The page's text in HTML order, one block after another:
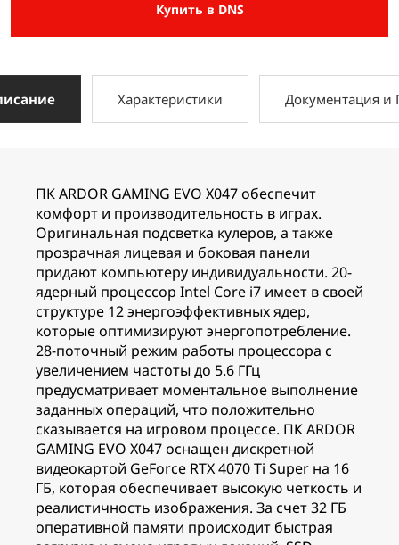
Купить в DNS
Характеристики Документация и
ПК ARDOR GAMING EVO X047 обеспечит
комфорт и производительность в играх.
Оригинальная подсветка кулеров, а также
прозрачная лицевая и боковая панели
придают компьютеру индивидуальности. 20-
ядерный процессор Intel Core i7 имеет в своей
структуре 12 энергоэффективных ядер,
которые оптимизируют энергопотребление.
28-поточный режим работы процессора с
увеличением частоты до 5.6 ГГц
предусматривает моментальное выполнение
заданных операций, что положительно
сказывается на игровом процессе. ПК ARDOR
GAMING EVO X047 оснащен дискретной
видеокартой GeForce RTX 4070 Ti Super на 16
ГБ, которая обеспечивает высокую четкость и
реалистичность изображения. За счет 32 ГБ
оперативной памяти происходит быстрая